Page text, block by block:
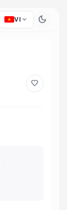
VI expand_more dark_mode
favorite